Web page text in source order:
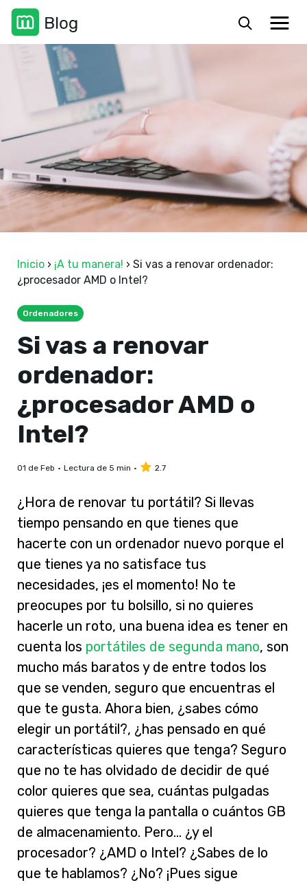
Inicio › ¡A tu manera! › Si vas a renovar ordenador:
¿procesador AMD o Intel?
Ordenadores
Si vas a renovar
ordenador:
¿procesador AMD o
Intel?
01 de Feb Lectura de 5 min 2.7
¿Hora de renovar tu portátil? Si llevas
tiempo pensando en que tienes que
hacerte con un ordenador nuevo porque el
que tienes ya no satisface tus
necesidades, ¡es el momento! No te
preocupes por tu bolsillo, si no quieres
hacerle un roto, una buena idea es tener en
cuenta los portátiles de segunda mano, son
mucho más baratos y de entre todos los
que se venden, seguro que encuentras el
que te gusta. Ahora bien, ¿sabes cómo
elegir un portátil?, ¿has pensado en qué
características quieres que tenga? Seguro
que no te has olvidado de decidir de qué
color quieres que sea, cuántas pulgadas
quieres que tenga la pantalla o cuántos GB
de almacenamiento. Pero… ¿y el
procesador? ¿AMD o Intel? ¿Sabes de lo
que te hablamos? ¿No? ¡Pues sigue